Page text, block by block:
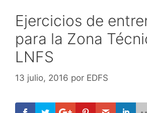
Ejercicios de
para la Zona
LNFS
13 julio, 2016 por EDFS